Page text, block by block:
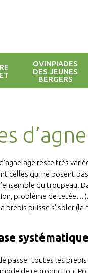
OVINPIADES
DES JEUNES
BERGERS
reste très
celles qui ne posent
du troupeau.
problème de
brebis puisse s’isoler
systématique
passer toutes les
de reproduction.